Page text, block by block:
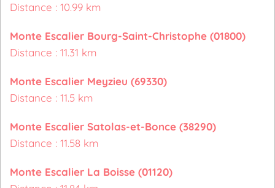
Distance : 10.99 km
Monte Escalier Bourg-Saint-Christophe (01800)
Distance : 11.31 km
Monte Escalier Meyzieu (69330)
Distance : 11.5 km
Monte Escalier Satolas-et-Bonce (38290)
Distance : 11.58 km
Monte Escalier La Boisse (01120)